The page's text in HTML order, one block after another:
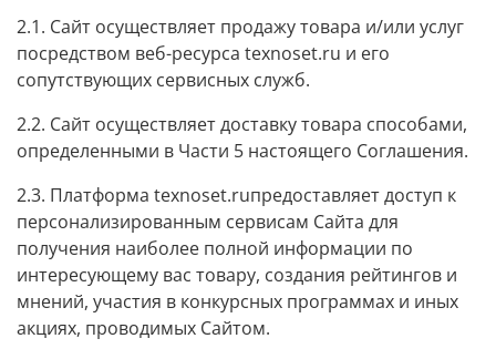
2.1. Сайт осуществляет продажу товара и/или услуг
посредством веб-ресурса texnoset.ru и его
сопутствующих сервисных служб.
2.2. Сайт осуществляет доставку товара способами,
определенными в Части 5 настоящего Соглашения.
2.3. Платформа texnoset.ruпредоставляет доступ к
персонализированным сервисам Сайта для
получения наиболее полной информации по
интересующему вас товару, создания рейтингов и
мнений, участия в конкурсных программах и иных
акциях, проводимых Сайтом.